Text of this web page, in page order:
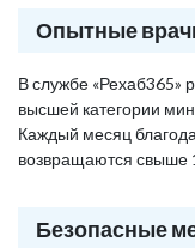
Опытные
В службе «Рехаб365»
высшей категории
Каждый месяц
возвращаются свыше
Безопасные